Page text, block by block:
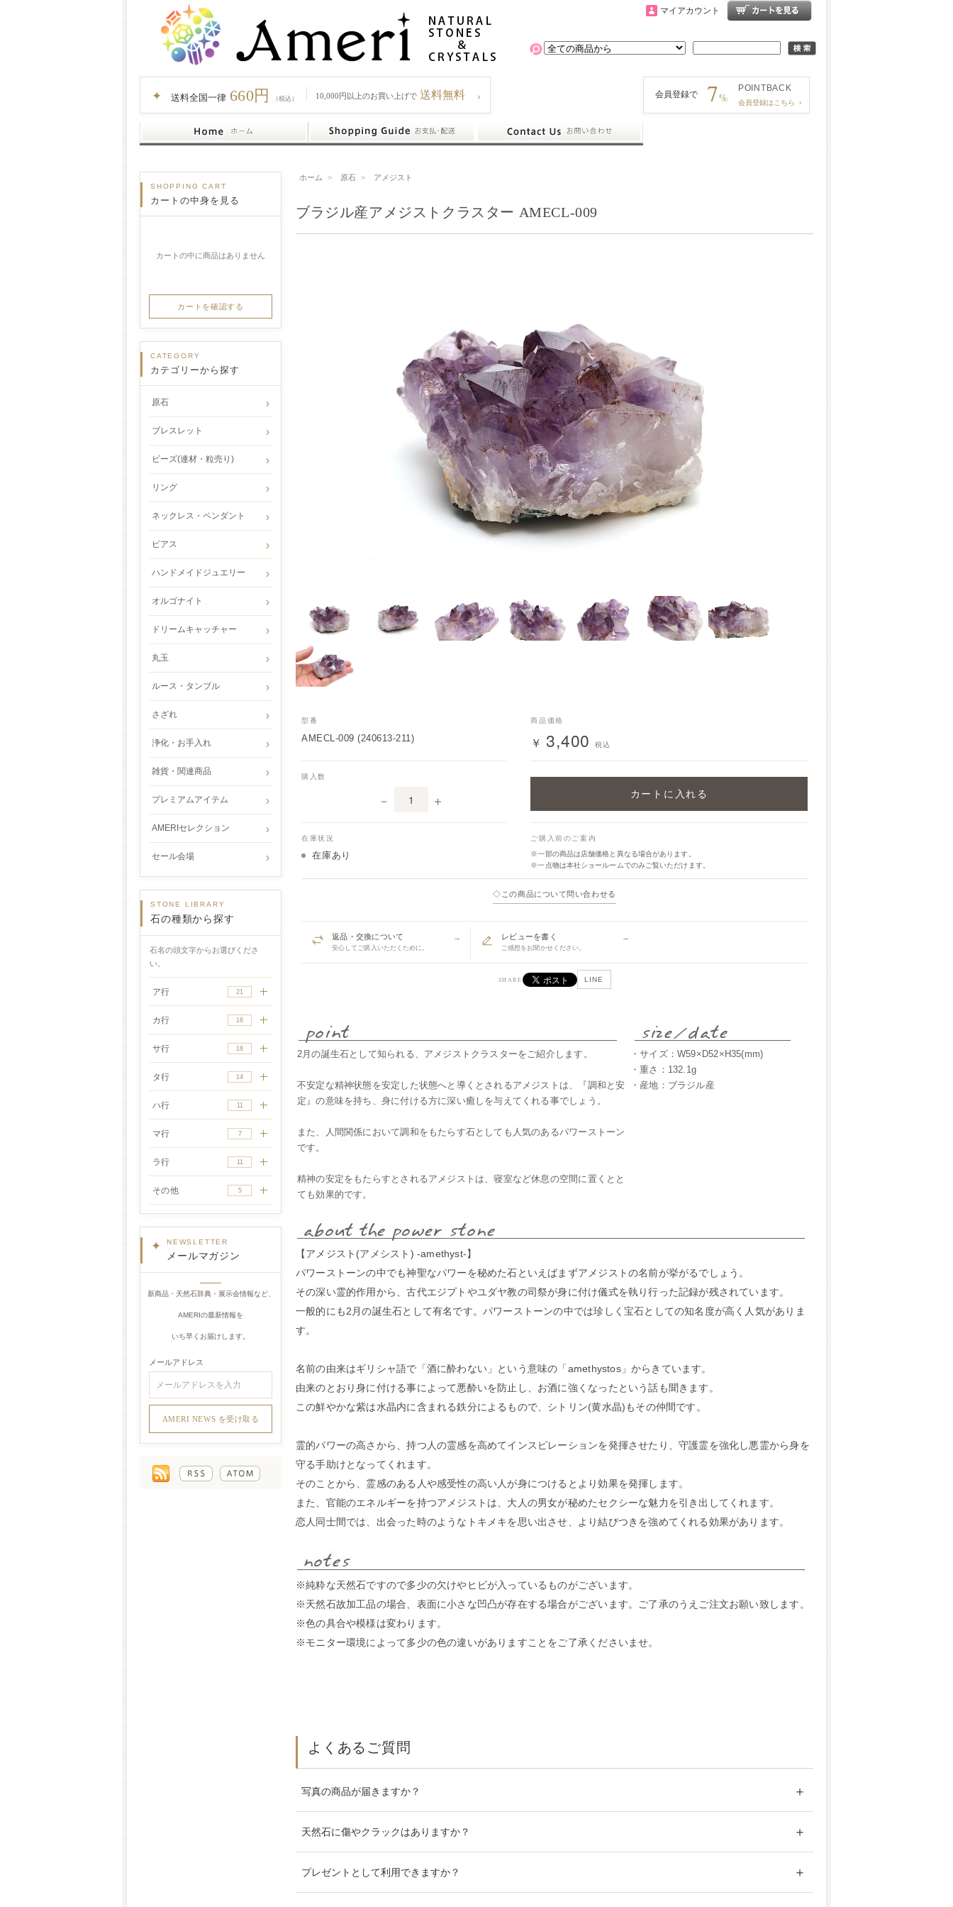
マイアカウント
✦ 送料全国一律 660円 （税込） 10,000円以上のお買い上げで 送料無料 › 会員登録で 7%
POINT BACK
会員登録はこちら ›
SHOPPING CART
カートの中身を見る
カートの中に商品はありません
カートを確認する
CATEGORY
カテゴリーから探す
原石
ブレスレット
ビーズ(連材・粒売り)
リング
ネックレス・ペンダント
ピアス
ハンドメイドジュエリー
オルゴナイト
ドリームキャッチャー
丸玉
ルース・タンブル
さざれ
浄化・お手入れ
雑貨・関連商品
プレミアムアイテム
AMERIセレクション
セール会場
STONE LIBRARY
石の種類から探す
石名の頭文字からお選びくださ
い。
ア行 21
カ行 16
サ行 18
タ行 14
ハ行 11
マ行 7
ラ行 11
その他 5
✦ NEWSLETTER
メールマガジン
新商品・天然石辞典・展示会情報など、
AMERIの最新情報を
いち早くお届けします。
メールアドレス
ホーム > 原石 > アメジスト
ブラジル産アメジストクラスター AMECL-009
型番
AMECL-009 (240613-211)
商品価格
￥ 3,400 税込
購入数
－ ＋ カートに入れる
在庫状況
在庫あり
ご購入前のご案内
※一部の商品は店舗価格と異なる場合があります。
※一点物は本社ショールームでのみご覧いただけます。
◇ この商品について問い合わせる
返品・交換について
安心してご購入いただくために。
→ レビューを書く
ご感想をお聞かせください。
→
SHARE LINE
2月の誕生石として知られる、アメジストクラスターをご紹介します。
不安定な精神状態を安定した状態へと導くとされるアメジストは、『調和と安
定』の意味を持ち、身に付ける方に深い癒しを与えてくれる事でしょう。
また、人間関係において調和をもたらす石としても人気のあるパワーストーン
です。
精神の安定をもたらすとされるアメジストは、寝室など休息の空間に置くとと
ても効果的です。
・サイズ：W59×D52×H35(mm)
・重さ：132.1g
・産地：ブラジル産
【アメジスト(アメシスト) -amethyst-】
パワーストーンの中でも神聖なパワーを秘めた石といえばまずアメジストの名前が挙がるでしょう。
その深い霊的作用から、古代エジプトやユダヤ教の司祭が身に付け儀式を執り行った記録が残されています。
一般的にも2月の誕生石として有名です。パワーストーンの中では珍しく宝石としての知名度が高く人気がありま
す。
名前の由来はギリシャ語で「酒に酔わない」という意味の「amethystos」からきています。
由来のとおり身に付ける事によって悪酔いを防止し、お酒に強くなったという話も聞きます。
この鮮やかな紫は水晶内に含まれる鉄分によるもので、シトリン(黄水晶)もその仲間です。
霊的パワーの高さから、持つ人の霊感を高めてインスピレーションを発揮させたり、守護霊を強化し悪霊から身を
守る手助けとなってくれます。
そのことから、霊感のある人や感受性の高い人が身につけるとより効果を発揮します。
また、官能のエネルギーを持つアメジストは、大人の男女が秘めたセクシーな魅力を引き出してくれます。
恋人同士間では、出会った時のようなトキメキを思い出させ、より結びつきを強めてくれる効果があります。
※純粋な天然石ですので多少の欠けやヒビが入っているものがございます。
※天然石故加工品の場合、表面に小さな凹凸が存在する場合がございます。ご了承のうえご注文お願い致します。
※色の具合や模様は変わります。
※モニター環境によって多少の色の違いがありますことをご了承くださいませ。
よくあるご質問
写真の商品が届きますか？
天然石に傷やクラックはありますか？
プレゼントとして利用できますか？